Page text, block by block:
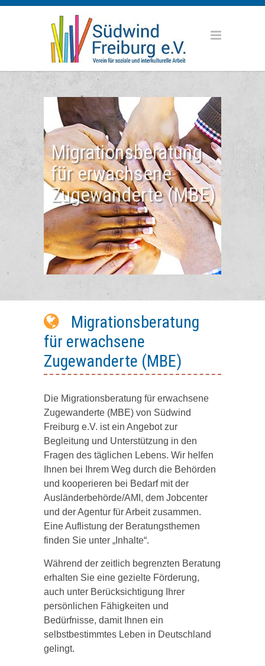
Migrationsberatung
für erwachsene
Zugewanderte (MBE)
Migrationsberatung
für erwachsene
Zugewanderte (MBE)
Die Migrationsberatung für erwachsene
Zugewanderte (MBE) von Südwind
Freiburg e.V. ist ein Angebot zur
Begleitung und Unterstützung in den
Fragen des täglichen Lebens. Wir helfen
Ihnen bei Ihrem Weg durch die Behörden
und kooperieren bei Bedarf mit der
Ausländerbehörde/AMI, dem Jobcenter
und der Agentur für Arbeit zusammen.
Eine Auflistung der Beratungsthemen
finden Sie unter „Inhalte“.
Während der zeitlich begrenzten Beratung
erhalten Sie eine gezielte Förderung,
auch unter Berücksichtigung Ihrer
persönlichen Fähigkeiten und
Bedürfnisse, damit Ihnen ein
selbstbestimmtes Leben in Deutschland
gelingt.